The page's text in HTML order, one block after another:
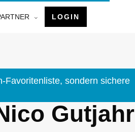
LOGIN
Favoritenliste, sondern sichere
Gutjahr